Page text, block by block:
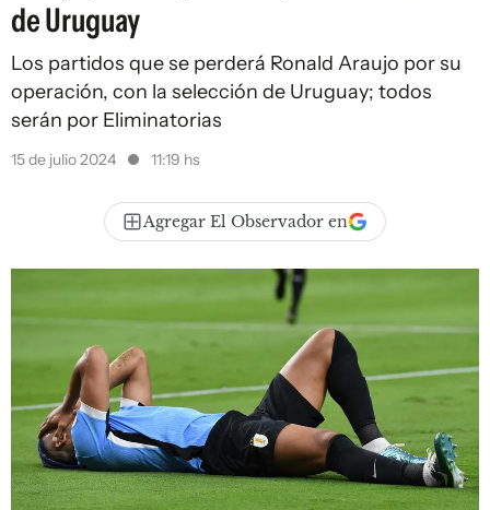
de Uruguay
Los partidos que se perderá Ronald Araujo por su
operación, con la selección de Uruguay; todos
serán por Eliminatorias
15 de julio 2024 11:19 hs
Agregar El Observador en